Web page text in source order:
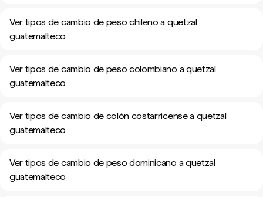
Ver tipos de cambio de peso chileno a quetzal
guatemalteco
Ver tipos de cambio de peso colombiano a quetzal
guatemalteco
Ver tipos de cambio de colón costarricense a quetzal
guatemalteco
Ver tipos de cambio de peso dominicano a quetzal
guatemalteco